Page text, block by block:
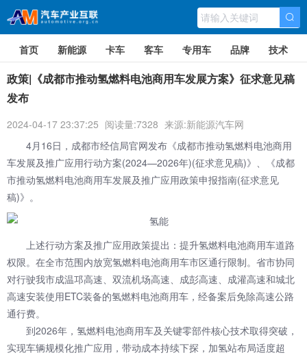
首页 新能源 卡车 客车 专用车 品牌 技术
政策|《成都市推动氢燃料电池商用车发展方案》征求意见稿
发布
2024-04-17 23:37:25 阅读量:7328 来源:新能源汽车网
4月16日，成都市经信局官网发布《成都市推动氢燃料电池商用
车发展及推广应用行动方案(2024—2026年)(征求意见稿)》、《成都
市推动氢燃料电池商用车发展及推广应用政策申报指南(征求意见
稿)》。
上述行动方案及推广应用政策提出：提升氢燃料电池商用车道路
权限。在全市范围内放宽氢燃料电池商用车市区通行限制。省市协同
对行驶我市成温邛高速、双流机场高速、成彭高速、成灌高速和城北
高速安装使用ETC装备的氢燃料电池商用车，经备案后免除高速公路
通行费。
到2026年，氢燃料电池商用车及关键零部件核心技术取得突破，
实现车辆规模化推广应用，带动成本持续下探，加氢站布局适度超